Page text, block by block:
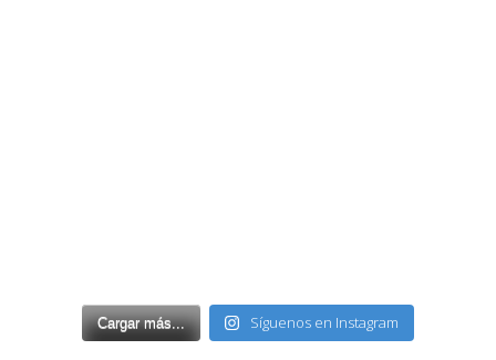
Cargar más... Síguenos en Instagram